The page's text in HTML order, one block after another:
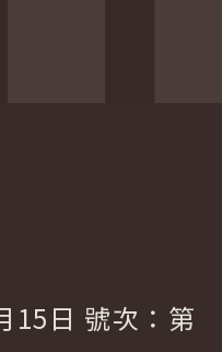
15日 號次：第